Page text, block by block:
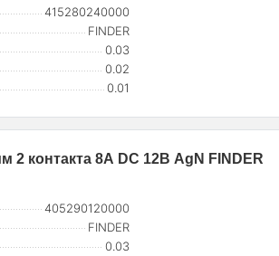
415280240000
FINDER
0.03
0.02
0.01
контакта 8А DC 12В AgN FINDER
405290120000
FINDER
0.03